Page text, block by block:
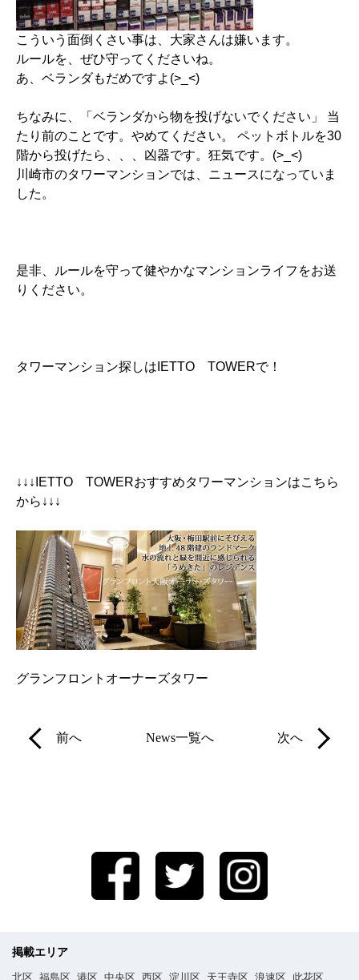
こういう面倒くさい事は、大家さんは嫌います。
ルールを、ぜひ守ってくださいね。
あ、ベランダもだめですよ(>_<)
ちなみに、「ベランダから物を投げないでください」 当
たり前のことです。やめてください。 ペットボトルを30
階から投げたら、、、凶器です。狂気です。(>_<)
川崎市のタワーマンションでは、ニュースになっていま
した。
是非、ルールを守って健やかなマンションライフをお送
りください。
タワーマンション探しはIETTO TOWERで！
↓↓↓IETTO TOWERおすすめタワーマンションはこちら
から↓↓↓
グランフロントオーナーズタワー
前へ News一覧へ 次へ
掲載エリア
北区 福島区 港区 中央区 西区 淀川区 天王寺区 浪速区 此花区